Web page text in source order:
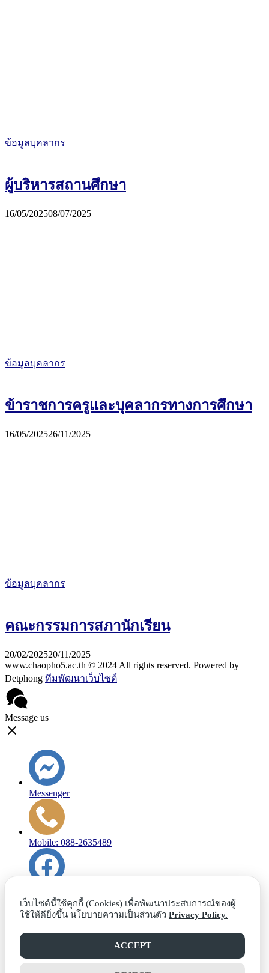
ข้อมูลบุคลากร
ผู้บริหารสถานศึกษา
16/05/202508/07/2025
ข้อมูลบุคลากร
ข้าราชการครูและบุคลากรทางการศึกษา
16/05/202526/11/2025
ข้อมูลบุคลากร
คณะกรรมการสภานักเรียน
20/02/202520/11/2025
www.chaopho5.ac.th © 2024 All rights reserved. Powered by
Detphong ทีมพัฒนาเว็บไซต์
Message us
Messenger
Mobile: 088-2635489
เว็บไซต์นี้ใช้คุกกี้ (Cookies) เพื่อพัฒนาประสบการณ์ของผู้
ใช้ให้ดียิ่งขึ้น นโยบายความเป็นส่วนตัว Privacy Policy.
ACCEPT